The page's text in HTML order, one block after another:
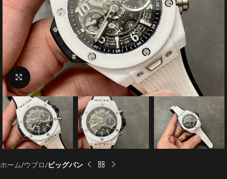
クリックで拡大
ホーム ウブロ ビッグバン